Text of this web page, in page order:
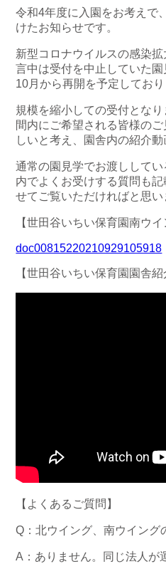
令和4年度に入園をお考えで
けたお知らせです。
新型コロナウイルスの感染
言中は受付を中止していた
10月から再開を予定しており
規模を縮小しての受付とな
間内にご希望される皆様の
しいと考え、園舎内の紹介動
通常の園見学でお渡しして
内でよくお受けする質問も
せてご覧いただければと思い
【世田谷いちい保育園南ウ
doc00815220210929105918
【世田谷いちい保育園園舎紹
【よくあるご質問】
Q：北ウイング、南ウイング
A：ありません。同じ法人が